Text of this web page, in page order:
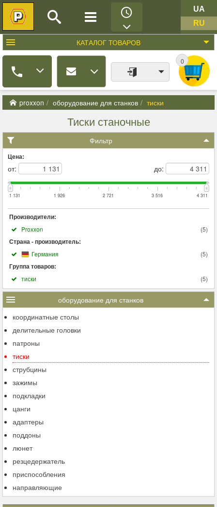
UA
RU
КАТАЛОГ ТОВАРОВ
0
proxxon оборудование для станков тиски
Тиски станочные
Фильтр
Цена:
от: до:
1 131 1 926 2 721 3 516 4 311
Производители:
(5)
Proxxon
Страна - производитель:
(5)
Германия
Группа товаров:
(5)
тиски
оборудование для станков
координатные столы
делительные головки
патроны
тиски
струбцины
зажимы
подкладки
цанги
адаптеры
поддоны
люнет
резцедержатель
приспособления
направляющие